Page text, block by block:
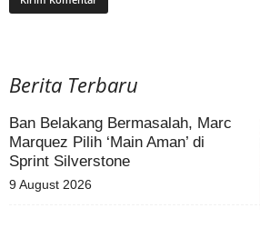
Berita Terbaru
Ban Belakang Bermasalah, Marc
Marquez Pilih ‘Main Aman’ di
Sprint Silverstone
9 August 2026